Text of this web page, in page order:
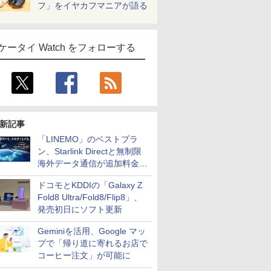
フ」をイヤカフマニアが語る
ータイ Watch をフォローする
記事
「LINEMO」のベストプラ
ン、Starlink Directと無制限
海外データ通信が追加料金な
しに
ドコモとKDDIの「Galaxy Z
Fold8 Ultra/Fold8/Flip8」、
発売初日にソフト更新
Geminiを活用、Google マッ
プで「帰り道に寄れるお店で
コーヒー注文」が可能に